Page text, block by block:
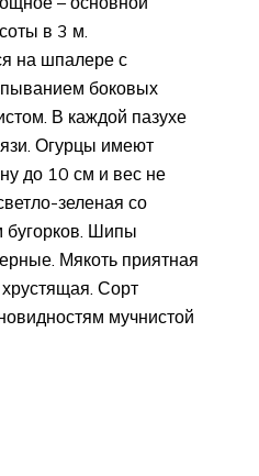
в 3 м.
на шпалере с
боковых
В каждой пазухе
Огурцы имеют
до 10 см и вес не
зеленая со
бугорков. Шипы
Мякоть приятная
хрустящая. Сорт
мучнистой